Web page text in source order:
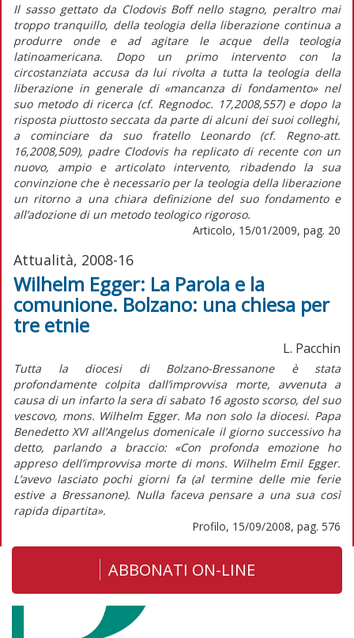
Il sasso gettato da Clodovis Boff nello stagno, peraltro mai
troppo tranquillo, della teologia della liberazione continua a
produrre onde e ad agitare le acque della teologia
latinoamericana. Dopo un primo intervento con la
circostanziata accusa da lui rivolta a tutta la teologia della
liberazione in generale di «mancanza di fondamento» nel
suo metodo di ricerca (cf. Regnodoc. 17,2008,557) e dopo la
risposta piuttosto seccata da parte di alcuni dei suoi colleghi,
a cominciare da suo fratello Leonardo (cf. Regno-att.
16,2008,509), padre Clodovis ha replicato di recente con un
nuovo, ampio e articolato intervento, ribadendo la sua
convinzione che è necessario per la teologia della liberazione
un ritorno a una chiara definizione del suo fondamento e
all’adozione di un metodo teologico rigoroso.
Articolo, 15/01/2009, pag. 20
Attualità, 2008-16
Wilhelm Egger: La Parola e la
comunione. Bolzano: una chiesa per
tre etnie
L. Pacchin
Tutta la diocesi di Bolzano-Bressanone è stata
profondamente colpita dall’improvvisa morte, avvenuta a
causa di un infarto la sera di sabato 16 agosto scorso, del suo
vescovo, mons. Wilhelm Egger. Ma non solo la diocesi. Papa
Benedetto XVI all’Angelus domenicale il giorno successivo ha
detto, parlando a braccio: «Con profonda emozione ho
appreso dell’improvvisa morte di mons. Wilhelm Emil Egger.
L’avevo lasciato pochi giorni fa (al termine delle mie ferie
estive a Bressanone). Nulla faceva pensare a una sua così
rapida dipartita».
Profilo, 15/09/2008, pag. 576
ABBONATI ON-LINE